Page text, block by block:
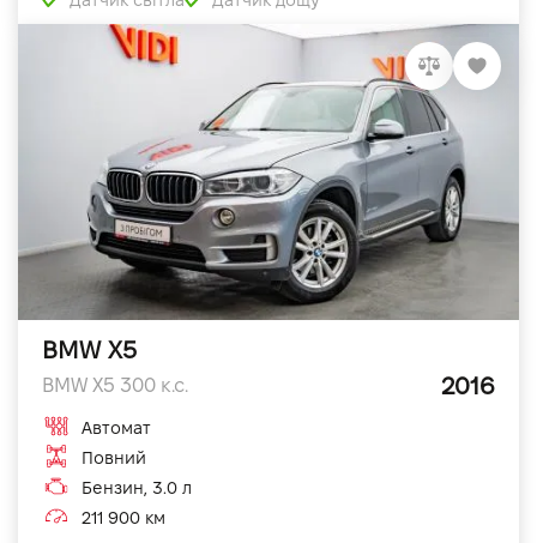
BMW X5
BMW X5 300 к.с. 2016
Автомат
Повний
Бензин, 3.0 л
211 900 км